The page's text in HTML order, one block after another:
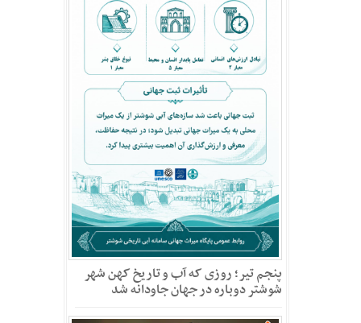
پنجم تیر؛ روزی که آب و تاریخ کهن شهر
شوشتر دوباره در جهان جاودانه شد